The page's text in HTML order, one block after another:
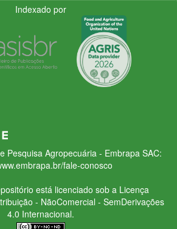
Indexado por
Pesquisa Agropecuária - Embrapa SAC:
fale-conosco
está licenciado sob a Licença
- NãoComercial - SemDerivações
4.0 Internacional.